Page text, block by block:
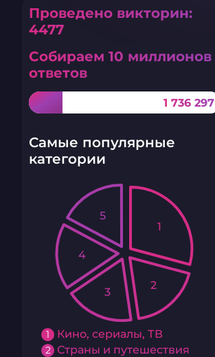
Проведено викторин:
4477
Собираем 10 миллионов
ответов
1 736 297
Самые популярные
категории
1 Кино, сериалы, ТВ
2 Страны и путешествия
1
2
3
4
5